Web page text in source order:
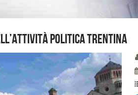
politica trentina